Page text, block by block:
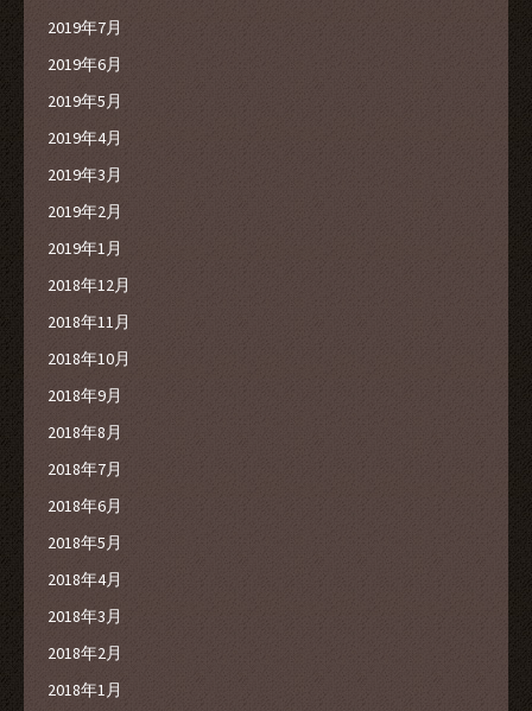
2019年7月
2019年6月
2019年5月
2019年4月
2019年3月
2019年2月
2019年1月
2018年12月
2018年11月
2018年10月
2018年9月
2018年8月
2018年7月
2018年6月
2018年5月
2018年4月
2018年3月
2018年2月
2018年1月